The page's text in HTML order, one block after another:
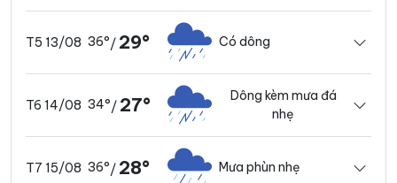
T5 13/08 36°/ 29° Có dông
T6 14/08 34°/ 27°
Dông kèm mưa đá
nhẹ
T7 15/08 36°/ 28° Mưa phùn nhẹ